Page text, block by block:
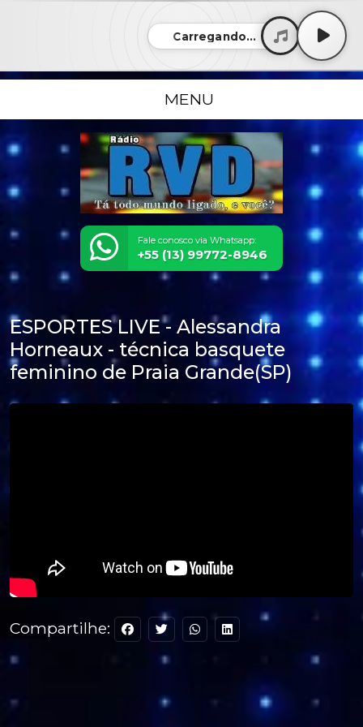
Carregando...
MENU
Fale conosco via Whatsapp:
+55 (13) 99772-8946
ESPORTES LIVE - Alessandra
Horneaux - técnica basquete
feminino de Praia Grande(SP)
Compartilhe: